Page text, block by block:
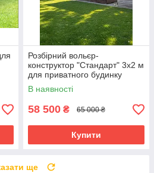
Розбірний вольєр-
конструктор "Стандарт" 3х2 м
для приватного будинку
В наявності
58 500 ₴ 65 000 ₴
Купити
ще